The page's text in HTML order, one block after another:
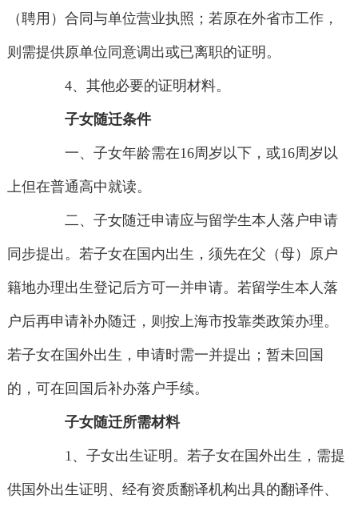
（聘用）合同与单位营业执照；若原在外省市工作，
则需提供原单位同意调出或已离职的证明。
4、其他必要的证明材料。
子女随迁条件
一、子女年龄需在16周岁以下，或16周岁以
上但在普通高中就读。
二、子女随迁申请应与留学生本人落户申请
同步提出。若子女在国内出生，须先在父（母）原户
籍地办理出生登记后方可一并申请。若留学生本人落
户后再申请补办随迁，则按上海市投靠类政策办理。
若子女在国外出生，申请时需一并提出；暂未回国
的，可在回国后补办落户手续。
子女随迁所需材料
1、子女出生证明。若子女在国外出生，需提
供国外出生证明、经有资质翻译机构出具的翻译件、